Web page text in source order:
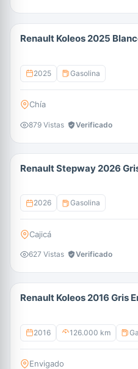
Renault Koleos 2025
2025 Gasolina
Chía
879 Vistas Verificado
Renault Stepway 2026
2026 Gasolina
Cajicá
627 Vistas Verificado
Renault Koleos 2016 Gris
2016 126.000 km
Envigado